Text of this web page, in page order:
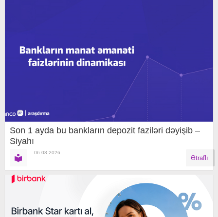
Son 1 ayda bu bankların depozit faziləri dəyişib –
Siyahı
06.08.2026
Ətraflı